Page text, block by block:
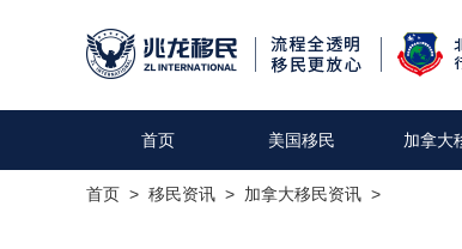
首页 美国移民 加拿大
首页 > 移民资讯 > 加拿大移民资讯 >